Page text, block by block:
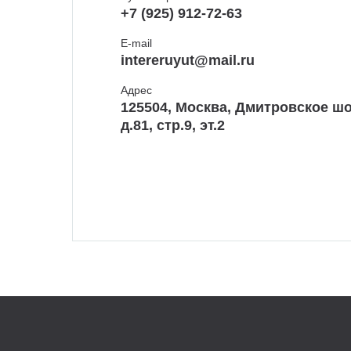
+7 (925) 912-72-63
E-mail
intereruyut@mail.ru
Адрес
125504, Москва, Дмитровское
д.81, стр.9, эт.2